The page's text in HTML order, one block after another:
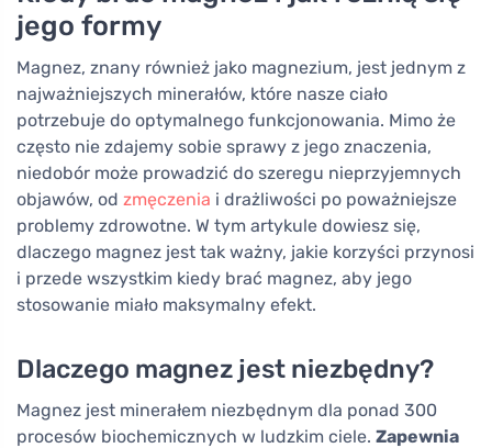
jego formy
Magnez, znany również jako magnezium, jest jednym z
najważniejszych minerałów, które nasze ciało
potrzebuje do optymalnego funkcjonowania. Mimo że
często nie zdajemy sobie sprawy z jego znaczenia,
niedobór może prowadzić do szeregu nieprzyjemnych
objawów, od zmęczenia i drażliwości po poważniejsze
problemy zdrowotne. W tym artykule dowiesz się,
dlaczego magnez jest tak ważny, jakie korzyści przynosi
i przede wszystkim kiedy brać magnez, aby jego
stosowanie miało maksymalny efekt.
Dlaczego magnez jest niezbędny?
Magnez jest minerałem niezbędnym dla ponad 300
procesów biochemicznych w ludzkim ciele. Zapewnia